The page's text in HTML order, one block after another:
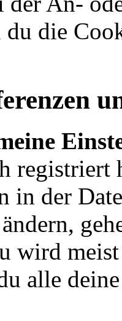
die
registriert
in der
wird
alle